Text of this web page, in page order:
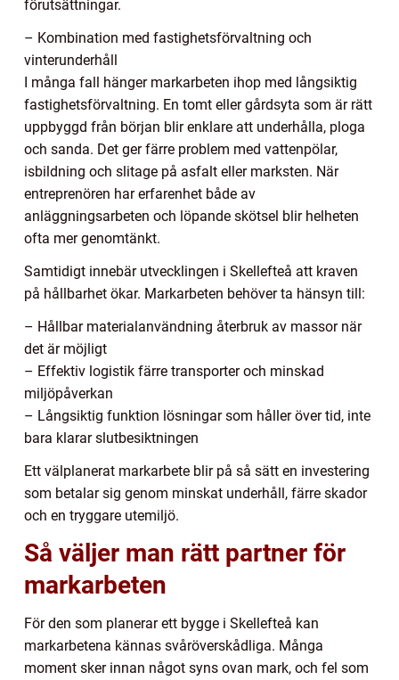
förutsättningar.
– Kombination med fastighetsförvaltning och
vinterunderhåll
I många fall hänger markarbeten ihop med långsiktig
fastighetsförvaltning. En tomt eller gårdsyta som är rätt
uppbyggd från början blir enklare att underhålla, ploga
och sanda. Det ger färre problem med vattenpölar,
isbildning och slitage på asfalt eller marksten. När
entreprenören har erfarenhet både av
anläggningsarbeten och löpande skötsel blir helheten
ofta mer genomtänkt.
Samtidigt innebär utvecklingen i Skellefteå att kraven
på hållbarhet ökar. Markarbeten behöver ta hänsyn till:
– Hållbar materialanvändning återbruk av massor när
det är möjligt
– Effektiv logistik färre transporter och minskad
miljöpåverkan
– Långsiktig funktion lösningar som håller över tid, inte
bara klarar slutbesiktningen
Ett välplanerat markarbete blir på så sätt en investering
som betalar sig genom minskat underhåll, färre skador
och en tryggare utemiljö.
Så väljer man rätt partner för
markarbeten
För den som planerar ett bygge i Skellefteå kan
markarbetena kännas svåröverskådliga. Många
moment sker innan något syns ovan mark, och fel som